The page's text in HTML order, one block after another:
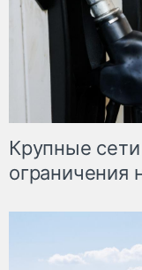
Крупные
ограничения